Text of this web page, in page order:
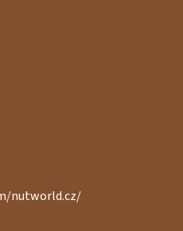
nutworld.cz/